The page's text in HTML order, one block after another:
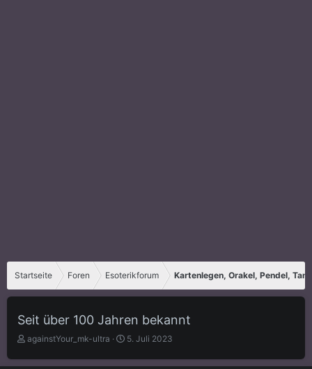
Startseite Foren Esoterikforum Kartenlegen, Orakel, Pendel,
Seit über 100 Jahren bekannt
E
s
againstYour_mk-ultra
E
s
5. Juli 2023